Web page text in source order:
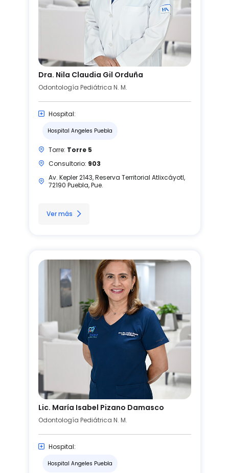
Dra. Nila Claudia Gil Orduña
Odontología Pediátrica N. M.
Hospital:
Hospital Angeles Puebla
Torre: Torre 5
Consultorio: 903
Av. Kepler 2143, Reserva Territorial Atlixcáyotl,
72190 Puebla, Pue.
Ver más
Lic. María Isabel Pizano Damasco
Odontología Pediátrica N. M.
Hospital:
Hospital Angeles Puebla